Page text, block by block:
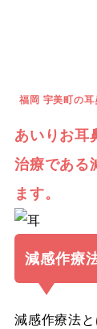
福岡 宇美町の耳
あいりお耳
治療である
ます。
減感作療
減感作療法